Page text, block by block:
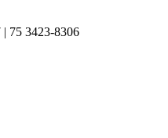
| 75 3423-8306⠀⠀⠀⠀⠀⠀⠀⠀⠀⠀